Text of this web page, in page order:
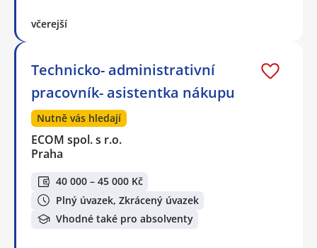
včerejší
Technicko- administrativní
pracovník- asistentka nákupu
Nutně vás hledají
ECOM spol. s r.o.
Praha
40 000 – 45 000 Kč
Plný úvazek, Zkrácený úvazek
Vhodné také pro absolventy